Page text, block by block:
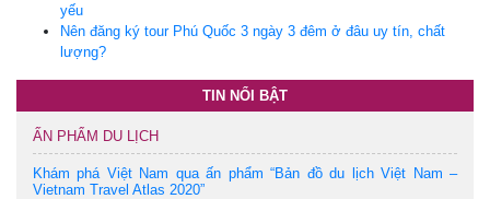
yếu
Nên đăng ký tour Phú Quốc 3 ngày 3 đêm ở đâu uy tín, chất
lượng?
TIN NỔI BẬT
ẤN PHẨM DU LỊCH
Khám phá Việt Nam qua ấn phẩm “Bản đồ du lịch Việt Nam –
Vietnam Travel Atlas 2020”